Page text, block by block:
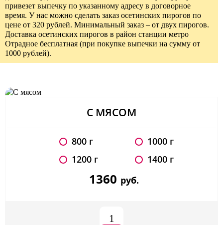
привезет выпечку по указанному адресу в договорное
время. У нас можно сделать заказ осетинских пирогов по
цене от 320 рублей. Минимальный заказ – от двух пирогов.
Доставка осетинских пирогов в район станции метро
Отрадное бесплатная (при покупке выпечки на сумму от
1000 рублей).
С МЯСОМ
800 г
1000 г
1200 г
1400 г
1360 руб.
1